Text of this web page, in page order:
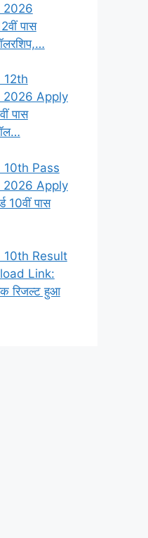
2026
पास
12th
2026 Apply
पास
10th Pass
2026 Apply
10वीं पास
10th Result
Link:
रिजल्ट हुआ